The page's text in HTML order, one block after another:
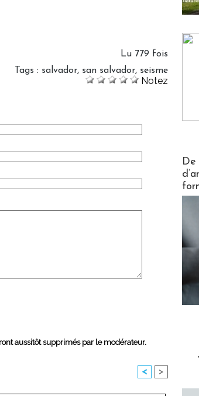
Lu 779 fois
Tags : salvador, san salvador, seisme
Notez
aussitôt supprimés par le modérateur.
< >
De